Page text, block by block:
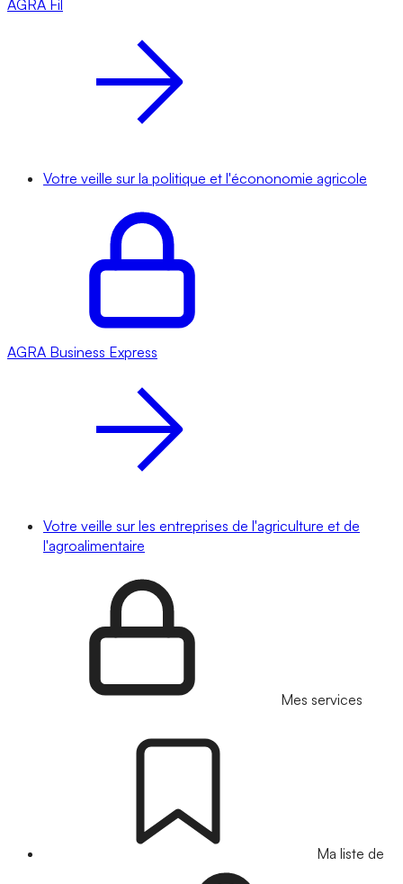
AGRA Fil
Votre veille sur la politique et l'écononomie agricole
AGRA Business Express
Votre veille sur les entreprises de l'agriculture et de
l'agroalimentaire
Mes services
Ma liste de